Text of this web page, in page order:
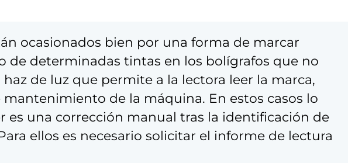
ocasionados bien por una forma de marcar
de determinadas tintas en los bolígrafos que no
de luz que permite a la lectora leer la marca,
de la máquina. En estos casos lo
es una corrección manual tras la identificación de
ellos es necesario solicitar el informe de lectura